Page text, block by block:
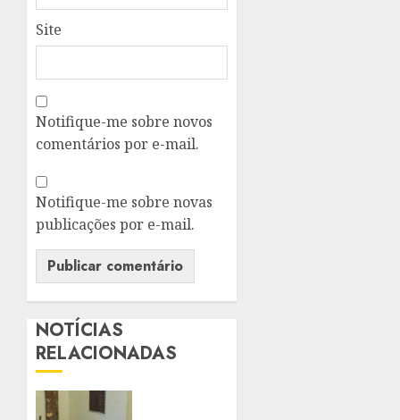
Site
Notifique-me sobre novos
comentários por e-mail.
Notifique-me sobre novas
publicações por e-mail.
NOTÍCIAS
RELACIONADAS